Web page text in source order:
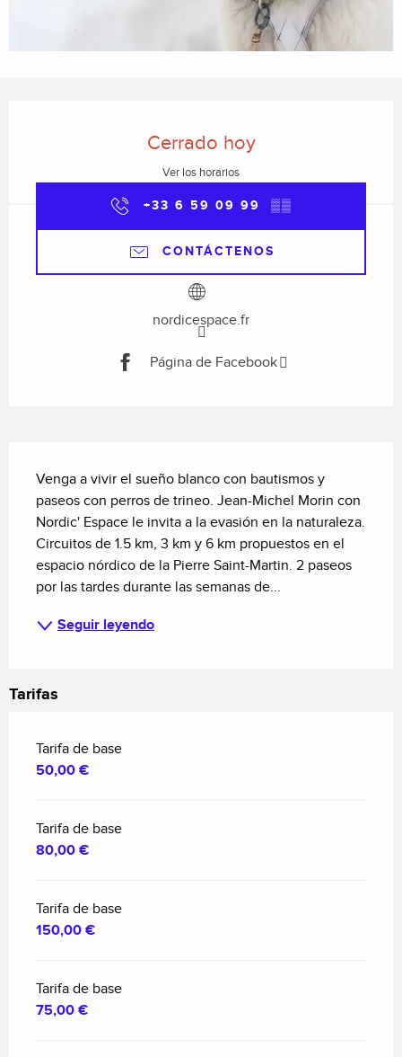
Cerrado hoy
Ver los horarios
+33 6 59 09 99 ▒▒
CONTÁCTENOS
nordicespace.fr
Página de Facebook
Venga a vivir el sueño blanco con bautismos y
paseos con perros de trineo. Jean-Michel Morin con
Nordic' Espace le invita a la evasión en la naturaleza.
Circuitos de 1.5 km, 3 km y 6 km propuestos en el
espacio nórdico de la Pierre Saint-Martin. 2 paseos
por las tardes durante las semanas de...
Seguir leyendo
Tarifas
Tarifa de base
50,00 €
Tarifa de base
80,00 €
Tarifa de base
150,00 €
Tarifa de base
75,00 €